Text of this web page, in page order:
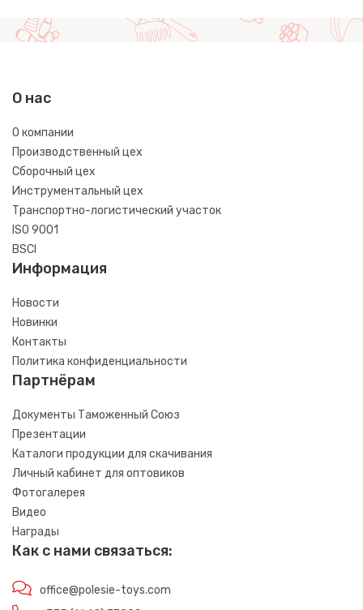
О нас
О компании
Производственный цех
Сборочный цех
Инструментальный цех
Транспортно-логистический участок
ISO 9001
BSCI
Информация
Новости
Новинки
Контакты
Политика конфиденциальности
Партнёрам
Документы Таможенный Союз
Презентации
Каталоги продукции для скачивания
Личный кабинет для оптовиков
Фотогалерея
Видео
Награды
Как с нами связаться:
office@polesie-toys.com